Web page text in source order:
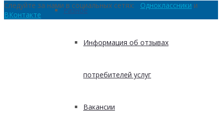
Разное
Информация об отзывах
потребителей услуг
Вакансии
Следуйте за нами в социальных сетях: Одноклассники и
ВКонтакте